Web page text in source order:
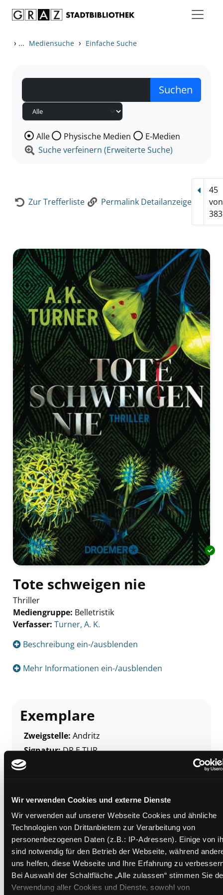
Wir verwenden Cookies und externe Dienste
Wir verwenden auf unserer Webseite Cookies und ähnliche
Technologien von Drittanbietern zur Verarbeitung von
personenbezogenen Daten (z.B.: IP-Adressen). Einige von
sind notwendig für den Betrieb der Webseite, während
uns helfen, diese Webseite und Ihre Erfahrung zu
Bei Auswahl der Schaltfläche „Alle zulassen“ stimmen Sie
Verwendung aller Cookies und Dienste, sowohl von
› ... Mediensuche › Einfache Suche
Wählen Sie die Medienart nach der Sie suchen wollen.
Alle Physische Medien
E-Medien
Suche verfeinern (Erweiterte Suche)
Zur Trefferliste Permalink Detailanzeige
45
von
383
Tote schweigen nie
Thriller
Mediengruppe: Belletristik
Verfasser: Suche nach diesem Verfasser
Turner, A. K.
Beschreibung ein-/ausblenden
Mehr Informationen ein-/ausblenden
Exemplare
Zweigstelle: Andritz
Signatur:DR.E TUR
Standort 2:
Frist:
Barcode:2109SB02062
Standort 3: